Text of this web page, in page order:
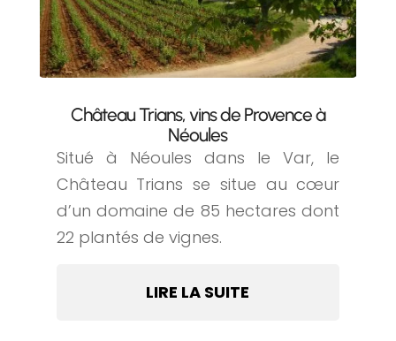
Château Trians, vins de Provence à
Néoules
Situé à Néoules dans le Var, le
Château Trians se situe au cœur
d’un domaine de 85 hectares dont
22 plantés de vignes.
LIRE LA SUITE